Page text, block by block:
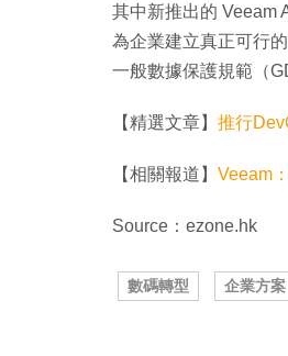
其中新推出的 Veeam
為企業建立真正可行
一般數據保護規範（
【精選文章】 推行
【相關報道】 Veeam
Source：ezone.hk
數碼轉型 企業方案